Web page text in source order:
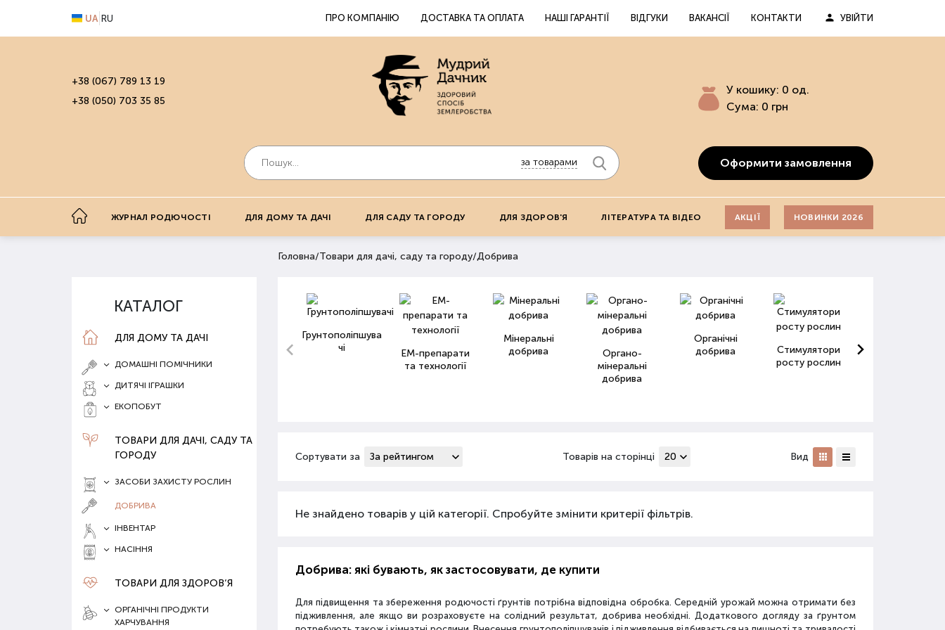
UA RU ПРО КОМПАНІЮ ДОСТАВКА ТА ОПЛАТА НАШІ ГАРАНТІЇ ВІДГУКИ ВАКАНСІЇ КОНТАКТИ УВІЙТИ
+38 (067) 789 13 19
+38 (050) 703 35 85
за товарами
У кошику: 0 од.
Сума: 0 грн
Оформити замовлення
ЖУРНАЛ РОДЮЧОСТІ ДЛЯ ДОМУ ТА ДАЧІ ДЛЯ САДУ ТА ГОРОДУ ДЛЯ ЗДОРОВ'Я ЛІТЕРАТУРА ТА ВІДЕО АКЦІЇ НОВИНКИ 2026
КАТАЛОГ
ДЛЯ ДОМУ ТА ДАЧІ
ДОМАШНІ ПОМІЧНИКИ
ДИТЯЧІ ІГРАШКИ
ЕКОПОБУТ
ТОВАРИ ДЛЯ ДАЧІ, САДУ ТА
ГОРОДУ
ЗАСОБИ ЗАХИСТУ РОСЛИН
ДОБРИВА
ІНВЕНТАР
НАСІННЯ
ТОВАРИ ДЛЯ ЗДОРОВ‘Я
ОРГАНІЧНІ ПРОДУКТИ
ХАРЧУВАННЯ
Головна/Товари для дачі, саду та городу/Добрива
Грунтополіпшува
чі
ЕМ-препарати
та технології
Мінеральні
добрива
Органо-
мінеральні
добрива
Органічні
добрива
Стимулятори
росту рослин
Сортувати за Товарів на сторінці Вид
Не знайдено товарів у цій категорії. Спробуйте змінити критерії фільтрів.
Добрива: які бувають, як застосовувати, де купити
Для підвищення та збереження родючості ґрунтів потрібна відповідна обробка. Середній урожай можна отримати без
підживлення, але якщо ви розраховуєте на солідний результат, добрива необхідні. Додаткового догляду за ґрунтом